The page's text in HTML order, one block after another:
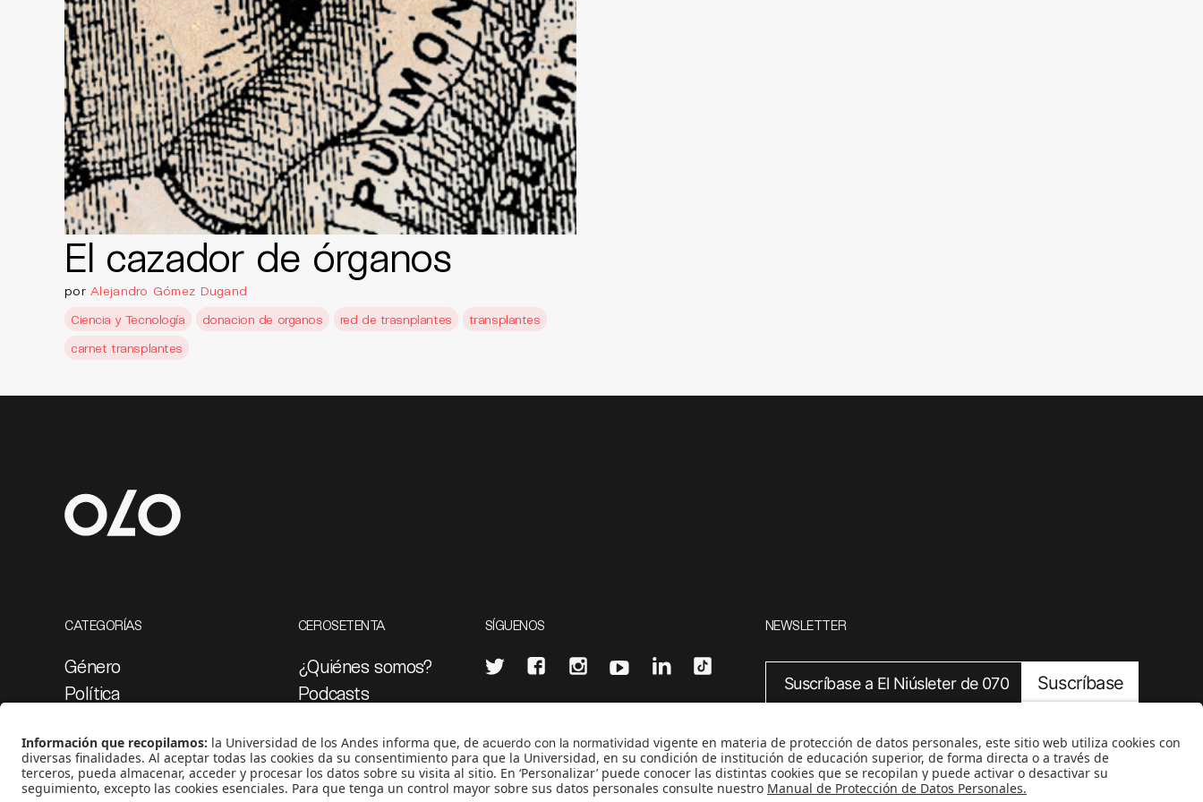
El cazador de órganos
porAlejandro Gómez Dugand
Ciencia y Tecnología
donacion de organos red de trasnplantes
transplantes
carnet transplantes
CATEGORÍAS
Género
Política
Medio ambiente
Medios y periodismo
CEROSETENTA
¿Quiénes somos?
Podcasts
Proyectos 070
SÍGUENOS
CONTÁCTANOS
cerosetenta@uniandes.edu.co
NEWSLETTER
Suscríbase